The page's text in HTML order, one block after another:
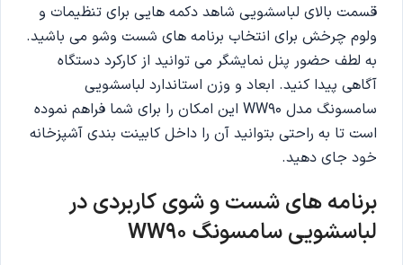
قسمت بالای لباسشویی شاهد دکمه هایی برای تنظیمات و
ولوم چرخش برای انتخاب برنامه های شست وشو می باشید.
به لطف حضور پنل نمایشگر می توانید‌ از کارکرد دستگاه
آگاهی پیدا کنید. ابعاد و وزن استاندارد لباسشویی
سامسونگ مدل WW90 این امکان را برای شما فراهم نموده
است تا به راحتی بتوانید آن را داخل کابینت بندی آشپزخانه
خود جای دهید.
برنامه های شست و شوی کاربردی در
لباسشویی سامسونگ WW90